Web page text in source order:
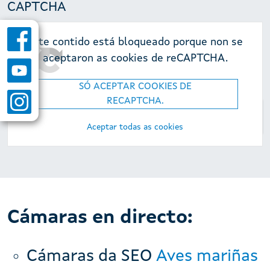
CAPTCHA
Este contido está bloqueado porque non se
aceptaron as cookies de reCAPTCHA.
SÓ ACEPTAR COOKIES DE
RECAPTCHA.
Aceptar todas as cookies
Cámaras en directo:
Cámaras da SEO Aves mariñas